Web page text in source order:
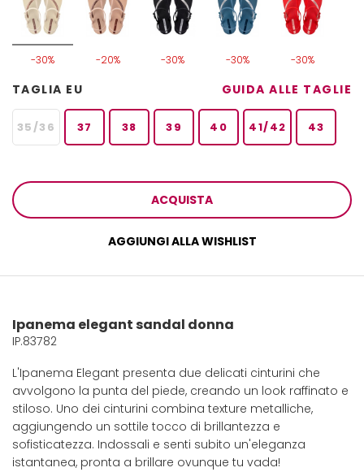
-30% -20% -30% -30% -30%
TAGLIA EU GUIDA ALLE TAGLIE
35/36 37 38 39 40 41/42 43
ACQUISTA
AGGIUNGI ALLA WISHLIST
Ipanema elegant sandal donna
IP.83782
L'Ipanema Elegant presenta due delicati cinturini che
avvolgono la punta del piede, creando un look raffinato e
stiloso. Uno dei cinturini combina texture metalliche,
aggiungendo un sottile tocco di brillantezza e
sofisticatezza. Indossali e senti subito un'eleganza
istantanea, pronta a brillare ovunque tu vada!